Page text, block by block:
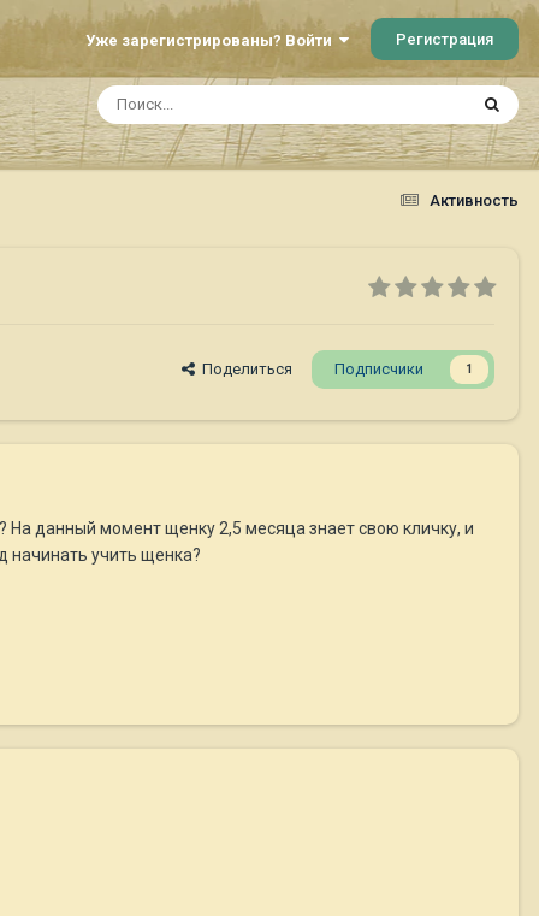
Уже зарегистрированы? Войти Регистрация
Активность
Поделиться Подписчики 1
На данный момент щенку 2,5 месяца знает свою кличку, и
начинать учить щенка?